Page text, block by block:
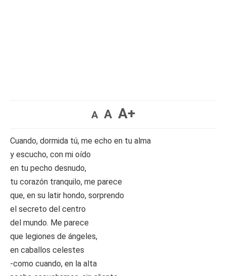
A A A+
Cuando, dormida tú, me echo en tu alma
y escucho, con mi oído
en tu pecho desnudo,
tu corazón tranquilo, me parece
que, en su latir hondo, sorprendo
el secreto del centro
del mundo. Me parece
que legiones de ángeles,
en caballos celestes
-como cuando, en la alta